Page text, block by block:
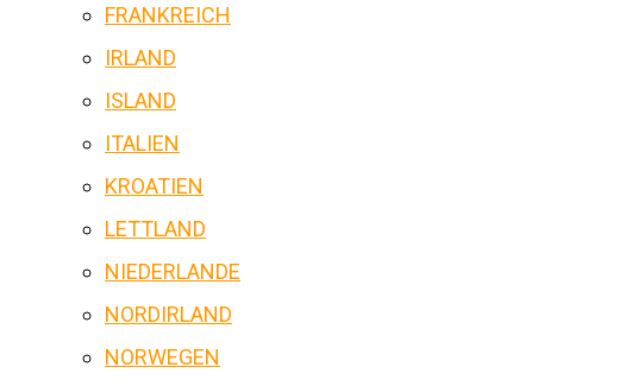
FRANKREICH
IRLAND
ISLAND
ITALIEN
KROATIEN
LETTLAND
NIEDERLANDE
NORDIRLAND
NORWEGEN